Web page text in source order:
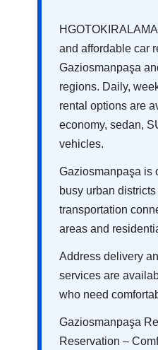
and affordable car
Gaziosmanpaşa
regions. Daily,
rental options are
economy, sedan,
vehicles.
Gaziosmanpaşa is
busy urban
transportation
areas and
Address delivery
services are
who need
Gaziosmanpaşa
Reservation –